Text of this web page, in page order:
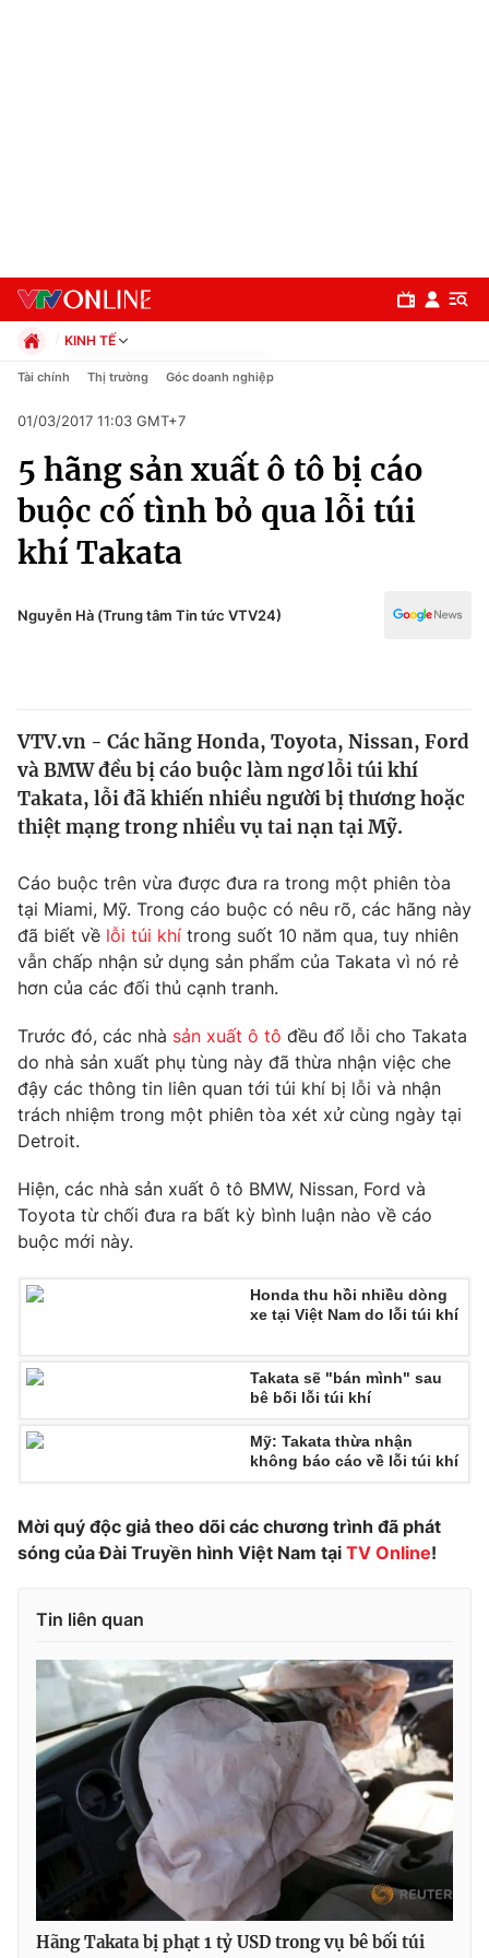
Chuyên mục
Chính trị
Xã hội
Pháp luật
Thế giới
Tin tức
Thế giới đó đây
Câu chuyện quốc tế
Kinh tế
Thị trường
Góc doanh nghiệp
Dữ liệu và đời sống
Truyền hình
Phim VTV
Hậu trường
Nhân vật
Khán giả
Giải trí
Điện ảnh
Âm nhạc
Sao
Đời sống
Du lịch
Làm đẹp
Chất lượng cuộc sống
Giáo dục
Học trực tuyến
Công nghệ
Hitech Công nghệ tương lai
Sản phẩm
Tư vấn
Giao lưu trực tuyến
Emagazine Podcast
Video Shorts video
VTV Money
VTV Sức khoẻ Bất động sản
Thị trường 24h Tấm lòng Việt
Vươn mình bằng AI
VTV9 VTV8
Liên hệ tòa soạn English
KINH TẾ
Chính trị
Pháp luật
Kinh tế
Thể thao
Truyền hình
Văn hóa - Giải trí
Công nghệ
Tài chính Thị trường Góc doanh nghiệp
01/03/2017 11:03 GMT+7
5 hãng sản xuất ô tô bị cáo
buộc cố tình bỏ qua lỗi túi
khí Takata
Nguyễn Hà (Trung tâm Tin tức VTV24)
VTV.vn - Các hãng Honda, Toyota, Nissan, Ford
và BMW đều bị cáo buộc làm ngơ lỗi túi khí
Takata, lỗi đã khiến nhiều người bị thương hoặc
thiệt mạng trong nhiều vụ tai nạn tại Mỹ.
Cáo buộc trên vừa được đưa ra trong một phiên tòa
tại Miami, Mỹ. Trong cáo buộc có nêu rõ, các hãng này
đã biết về lỗi túi khí trong suốt 10 năm qua, tuy nhiên
vẫn chấp nhận sử dụng sản phẩm của Takata vì nó rẻ
hơn của các đối thủ cạnh tranh.
Trước đó, các nhà sản xuất ô tô đều đổ lỗi cho Takata
do nhà sản xuất phụ tùng này đã thừa nhận việc che
đậy các thông tin liên quan tới túi khí bị lỗi và nhận
trách nhiệm trong một phiên tòa xét xử cùng ngày tại
Detroit.
Hiện, các nhà sản xuất ô tô BMW, Nissan, Ford và
Toyota từ chối đưa ra bất kỳ bình luận nào về cáo
buộc mới này.
Honda thu hồi nhiều dòng
xe tại Việt Nam do lỗi túi khí
Takata sẽ "bán mình" sau
bê bối lỗi túi khí
Mỹ: Takata thừa nhận
không báo cáo về lỗi túi khí
Mời quý độc giả theo dõi các chương trình đã phát
sóng của Đài Truyền hình Việt Nam tại TV Online!
Tin liên quan
Hãng Takata bị phạt 1 tỷ USD trong vụ bê bối túi